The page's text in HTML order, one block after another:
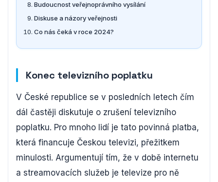
Budoucnost veřejnoprávního vysílání
Diskuse a názory veřejnosti
Co nás čeká v roce 2024?
Konec televizního poplatku
V České republice se v posledních letech čím
dál častěji diskutuje o zrušení televizního
poplatku. Pro mnoho lidí je tato povinná platba,
která financuje Českou televizi, přežitkem
minulosti. Argumentují tím, že v době internetu
a streamovacích služeb je televize pro ně